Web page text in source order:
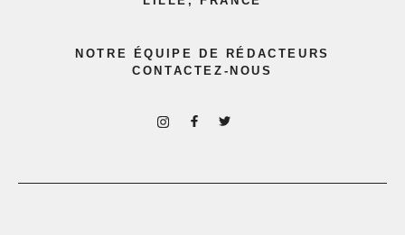
NOTRE ÉQUIPE DE RÉDACTEURS
CONTACTEZ-NOUS